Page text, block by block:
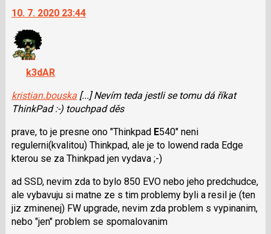
předchozí
nový
názor
další
nový
názor.
K
navigaci
lze
použít
i
N
pro
následující
P
pro
předchozí
nový
10. 7. 2020 23:44
k3dAR
kristian.bouska[...] Nevím teda jestli se tomu dá říkat
ThinkPad :-) touchpad děs
prave, to je presne ono "Thinkpad E540" neni
regulerni(kvalitou) Thinkpad, ale je to lowend rada Edge
kterou se za Thinkpad jen vydava ;-)
ad SSD, nevim zda to bylo 850 EVO nebo jeho predchudce,
ale vybavuju si matne ze s tim problemy byli a resil je (ten
jiz zminenej) FW upgrade, nevim zda problem s vypinanim,
nebo "jen" problem se spomalovanim